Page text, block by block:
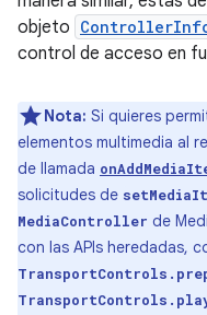
objeto
control de acceso en
Nota: Si quieres
elementos multimedia al
de llamada
solicitudes de
MediaController de
con las APIs heredadas,